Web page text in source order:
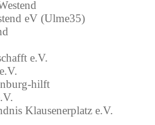
eV (Ulme35)
e.V.
hilft
Klausenerplatz e.V.